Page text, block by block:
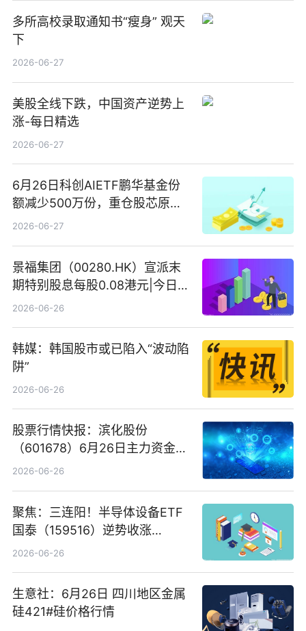
多所高校录取通知书“瘦身” 观天
下
2026-06-27
美股全线下跌，中国资产逆势上
涨-每日精选
2026-06-27
6月26日科创AIETF鹏华基金份
额减少500万份，重仓股芯原股
份、寒武纪、澜起科技 观速讯
2026-06-27
景福集团（00280.HK）宣派末
期特别股息每股0.08港元|今日快
看
2026-06-26
韩媒：韩国股市或已陷入“波动陷
阱”
2026-06-26
股票行情快报：滨化股份
（601678）6月26日主力资金净
卖出5964.34万元
2026-06-26
聚焦：三连阳！半导体设备ETF
国泰（159516）逆势收涨
3.5%，近10日累计净流入超65
2026-06-26
生意社：6月26日 四川地区金属
硅421#硅价格行情